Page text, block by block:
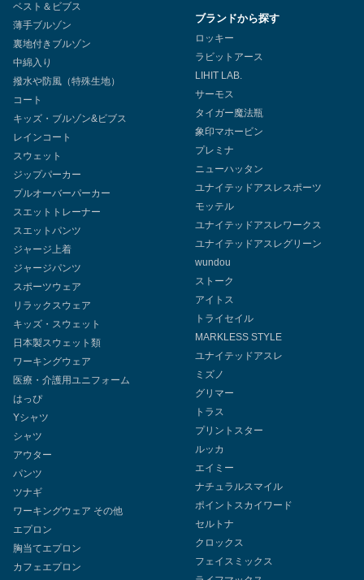
ベスト＆ビブス
薄手ブルゾン
裏地付きブルゾン
中綿入り
撥水や防風（特殊生地）
コート
キッズ・ブルゾン&ビブス
レインコート
スウェット
ジップパーカー
プルオーバーパーカー
スエットトレーナー
スエットパンツ
ジャージ上着
ジャージパンツ
スポーツウェア
リラックスウェア
キッズ・スウェット
日本製スウェット類
ワーキングウェア
医療・介護用ユニフォーム
はっぴ
Yシャツ
シャツ
アウター
パンツ
ツナギ
ワーキングウェア その他
エプロン
胸当てエプロン
カフェエプロン
ブランドから探す
ロッキー
ラビットアース
LIHIT LAB.
サーモス
タイガー魔法瓶
象印マホービン
プレミナ
ニューハッタン
ユナイテッドアスレスポーツ
モッテル
ユナイテッドアスレワークス
ユナイテッドアスレグリーン
wundou
ストーク
アイトス
トライセイル
MARKLESS STYLE
ユナイテッドアスレ
ミズノ
グリマー
トラス
プリントスター
ルッカ
エイミー
ナチュラルスマイル
ポイントスカイワード
セルトナ
クロックス
フェイスミックス